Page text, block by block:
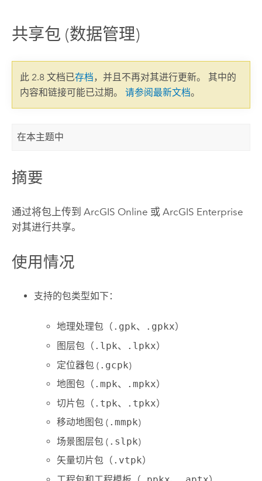
共享包 (数据管理)
此 2.8 文档已存档，并且不再对其进行更新。 其中的
内容和链接可能已过期。 请参阅最新文档。
在本主题中
摘要
通过将包上传到 ArcGIS Online 或 ArcGIS Enterprise
对其进行共享。
使用情况
支持的包类型如下：
地理处理包（ .gpk、 .gpkx）
图层包（ .lpk、 .lpkx）
定位器包 ( .gcpk)
地图包（ .mpk、 .mpkx）
切片包（ .tpk、 .tpkx）
移动地图包 ( .mmpk)
场景图层包 ( .slpk)
矢量切片包（ .vtpk）